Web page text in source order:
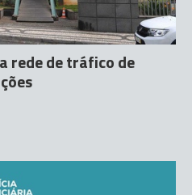
rede de tráfico de